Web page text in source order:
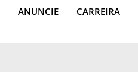
ANUNCIE CARREIRA